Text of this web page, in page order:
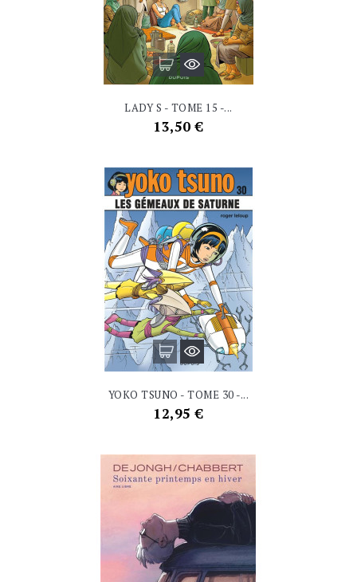
LADY S - TOME 15 -...
Prix
13,50 €
YOKO TSUNO - TOME 30 -...
Prix
12,95 €